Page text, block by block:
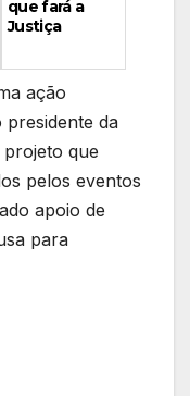
que fará a
Justiça
ação
da
que
pelos eventos
apoio de
para